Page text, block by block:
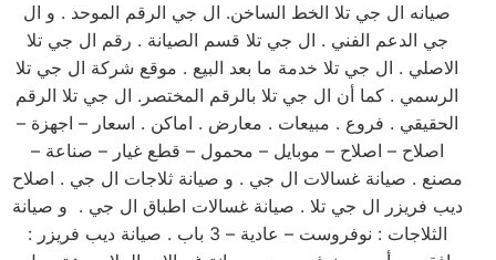
صيانه ال جي تلا الخط الساخن. ال جي الرقم الموحد . و ال
جي الدعم الفني . ال جي تلا قسم الصيانة . رقم ال جي تلا
الاصلي . ال جي تلا خدمة ما بعد البيع . موقع شركة ال جي تلا
الرسمي . كما أن ال جي تلا بالرقم المختصر. ال جي تلا الرقم
الحقيقي . فروع . مبيعات . معارض . اماكن . اسعار – اجهزة –
اصلاح – اصلاح – موبايل – محمول – قطع غيار – صناعة –
مصنع . صيانة غسالات ال جي . و صيانة ثلاجات ال جي . اصلاح
ديب فريزر ال جي تلا . صيانة غسالات اطباق ال جي . و صيانة
الثلاجات : نوفروست – عادية – 3 باب . صيانة ديب فريزر :